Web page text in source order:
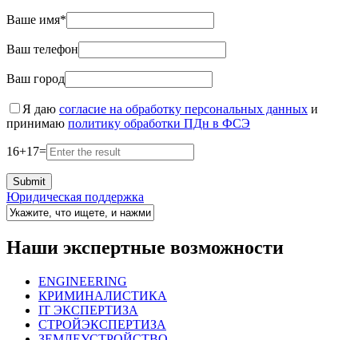
Ваше имя*
Ваш телефон
Ваш город
Я даю согласие на обработку персональных данных и
принимаю политику обработки ПДн в ФСЭ
16+17=
Юридическая поддержка
Наши экспертные возможности
ENGINEERING
КРИМИНАЛИСТИКА
IT ЭКСПЕРТИЗА
СТРОЙЭКСПЕРТИЗА